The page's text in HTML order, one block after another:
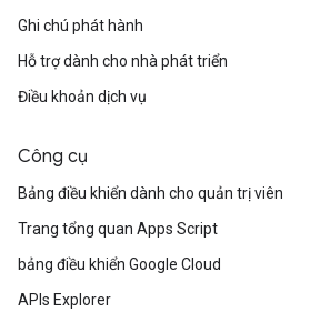
Ghi chú phát hành
Hỗ trợ dành cho nhà phát triển
Điều khoản dịch vụ
Công cụ
Bảng điều khiển dành cho quản trị viên
Trang tổng quan Apps Script
bảng điều khiển Google Cloud
APIs Explorer